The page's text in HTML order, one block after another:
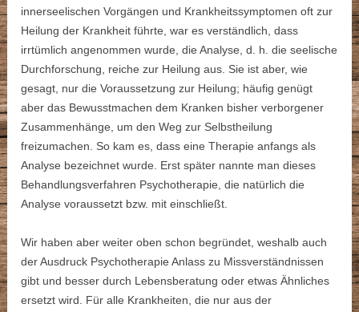
innerseelischen Vorgängen und Krankheitssymptomen oft zur
Heilung der Krankheit führte, war es verständlich, dass
irrtümlich angenommen wurde, die Analyse, d. h. die seelische
Durchforschung, reiche zur Heilung aus. Sie ist aber, wie
gesagt, nur die Voraussetzung zur Heilung; häufig genügt
aber das Bewusstmachen dem Kranken bisher verborgener
Zusammenhänge, um den Weg zur Selbstheilung
freizumachen. So kam es, dass eine Therapie anfangs als
Analyse bezeichnet wurde. Erst später nannte man dieses
Behandlungsverfahren Psychotherapie, die natürlich die
Analyse voraussetzt bzw. mit einschließt.
Wir haben aber weiter oben schon begründet, weshalb auch
der Ausdruck Psychotherapie Anlass zu Missverständnissen
gibt und besser durch Lebensberatung oder etwas Ähnliches
ersetzt wird. Für alle Krankheiten, die nur aus der